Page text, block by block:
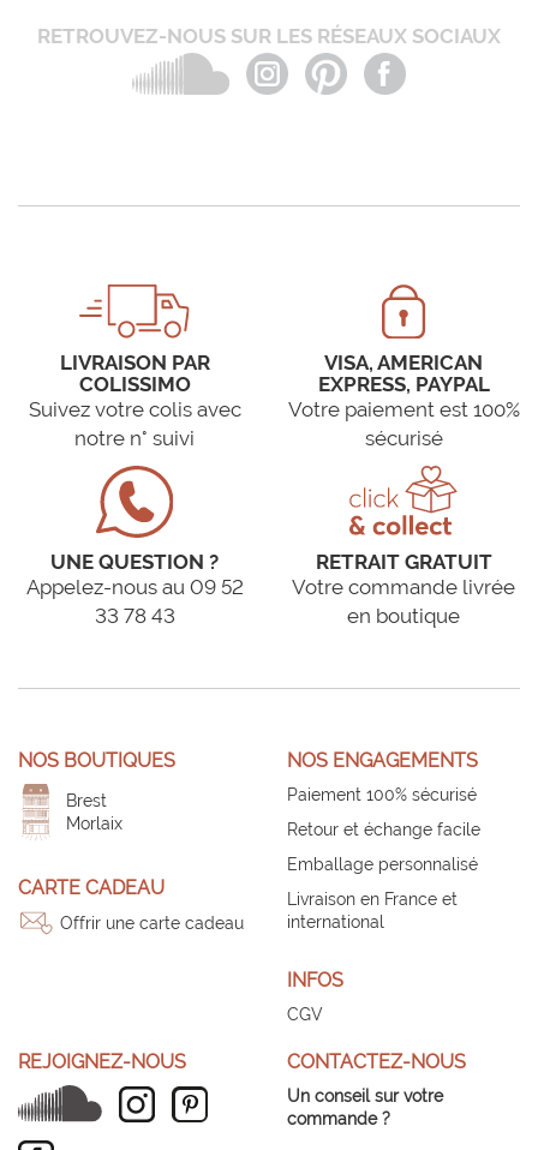
RETROUVEZ-NOUS SUR LES RÉSEAUX SOCIAUX
LIVRAISON PAR
COLISSIMO
Suivez votre colis avec
notre n° suivi
VISA, AMERICAN
EXPRESS, PAYPAL
Votre paiement est 100%
sécurisé
UNE QUESTION ?
Appelez-nous au 09 52
33 78 43
RETRAIT GRATUIT
Votre commande livrée
en boutique
NOS BOUTIQUES
Brest
Morlaix
CARTE CADEAU
Offrir une carte cadeau
NOS ENGAGEMENTS
Paiement 100% sécurisé
Retour et échange facile
Emballage personnalisé
Livraison en France et
international
INFOS
CGV
REJOIGNEZ-NOUS CONTACTEZ-NOUS
Un conseil sur votre
commande ?